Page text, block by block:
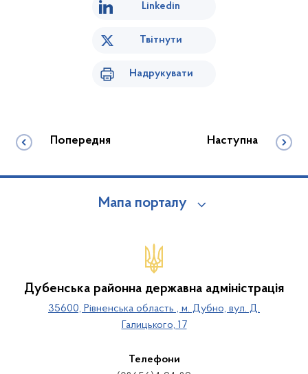
Linkedin
Твітнути
Надрукувати
Попередня Наступна
Мапа порталу
Дубенська районна державна адміністрація
35600, Рівненська область , м. Дубно, вул. Д.
Галицького, 17
Телефони